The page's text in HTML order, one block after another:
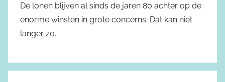
De lonen blijven al sinds de jaren 80 achter op de
enorme winsten in grote concerns. Dat kan niet
langer zo.